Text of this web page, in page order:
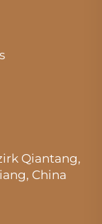
Qiantang,
China